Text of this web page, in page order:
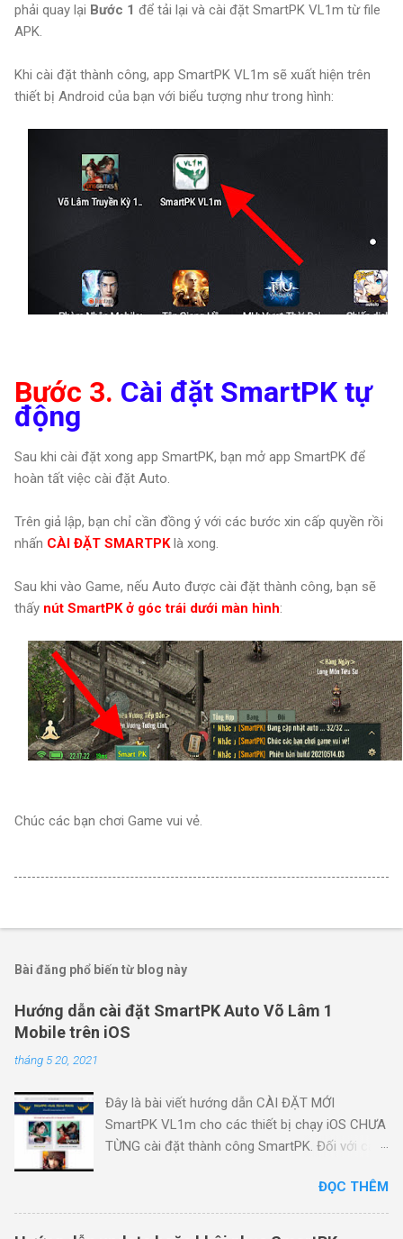
phải quay lại Bước 1 để tải lại và cài đặt SmartPK VL1m từ file
APK.
Khi cài đặt thành công, app SmartPK VL1m sẽ xuất hiện trên
thiết bị Android của bạn với biểu tượng như trong hình:
Bước 3. Cài đặt SmartPK tự
động
Sau khi cài đặt xong app SmartPK, bạn mở app SmartPK để
hoàn tất việc cài đặt Auto.
Trên giả lập, bạn chỉ cần đồng ý với các bước xin cấp quyền rồi
nhấn CÀI ĐẶT SMARTPKlà xong.
Sau khi vào Game, nếu Auto được cài đặt thành công, bạn sẽ
thấy nút SmartPK ở góc trái dưới màn hình:
Chúc các bạn chơi Game vui vẻ.
Bài đăng phổ biến từ blog này
Hướng dẫn cài đặt SmartPK Auto Võ Lâm 1
Mobile trên iOS
tháng 5 20, 2021
Đây là bài viết hướng dẫn CÀI ĐẶT MỚI
SmartPK VL1m cho các thiết bị chạy iOS CHƯA
TỪNG cài đặt thành công SmartPK. Đối với các
và cần update SmartPK hoặc khôi phục auto
(không thấy nút SmartPK trong game) , vui lòng
làm theo hướng dẫn này: Hướng dẫn update
ĐỌC THÊM